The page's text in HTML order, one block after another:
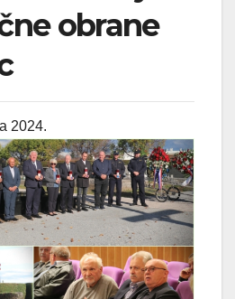
obrane
2024.